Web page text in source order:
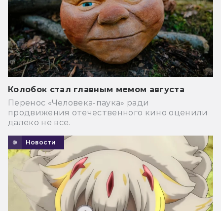
Колобок стал главным мемом августа
Перенос «Человека-паука» ради
продвижения отечественного кино оценили
далеко не все.
Новости